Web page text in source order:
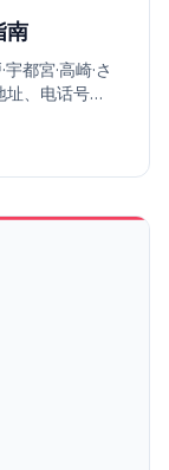
南
都宮·高崎·さ
址、电话号